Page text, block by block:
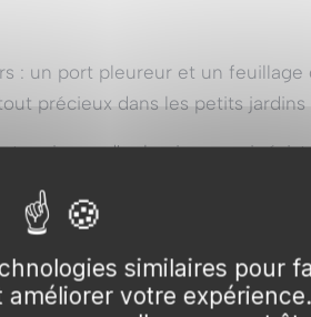
: un port pleureur et un
précieux dans les petits jardins
jaune d'or lumineux qui
les branches nues.
0:18
similaires pour
améliorer votre